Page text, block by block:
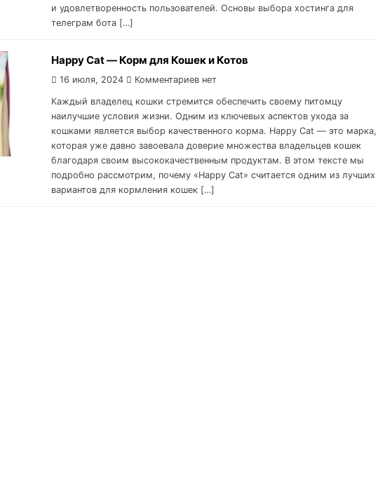
и удовлетворенность пользователей. Основы выбора хостинга для
телеграм бота […]
Happy Cat — Корм для Кошек и Котов
16 июля, 2024 Комментариев нет
Каждый владелец кошки стремится обеспечить своему питомцу
наилучшие условия жизни. Одним из ключевых аспектов ухода за
кошками является выбор качественного корма. Happy Cat — это марка,
которая уже давно завоевала доверие множества владельцев кошек
благодаря своим высококачественным продуктам. В этом тексте мы
подробно рассмотрим, почему «Happy Cat» считается одним из лучших
вариантов для кормления кошек […]